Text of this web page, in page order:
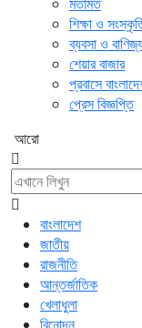
শিক্ষা ও
ব্যবসা ও
শেয়ার বাজার
প্রবাসে
প্রেস বিজ্ঞপ্তি
আরো
বাংলাদেশ
জাতীয়
রাজনীতি
আন্তর্জাতিক
খেলাধুলা